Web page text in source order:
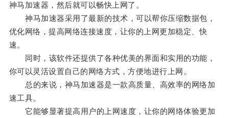
神马加速器，然后就可以畅快上网了。
神马加速器采用了最新的技术，可以帮你压缩数据包，
优化网络，提高网络连接速度，让你的上网更加稳定、快
速。
同时，该软件还提供了各种优美的界面和实用的功能，
你可以灵活设置自己的网络方式，方便地进行上网。
总的来说，神马加速器是一款高质量、高效率的网络加
速工具。
它能够显著提高用户的上网速度，让你的网络体验更加